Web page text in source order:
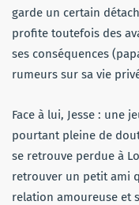
garde un certain
profite toutefois des
ses conséquences
rumeurs sur sa vie
Face à lui, Jesse : une
pourtant pleine de
se retrouve perdue à
retrouver un petit ami
relation amoureuse et